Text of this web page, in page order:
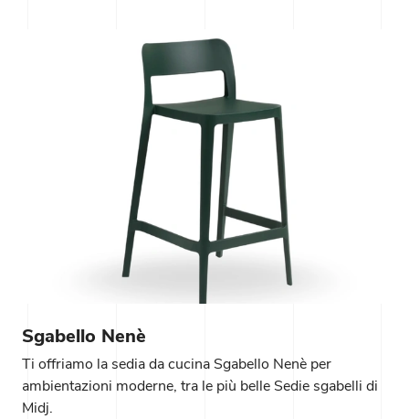
Sgabello Nenè
Ti offriamo la sedia da cucina Sgabello Nenè per
ambientazioni moderne, tra le più belle Sedie sgabelli di
Midj.